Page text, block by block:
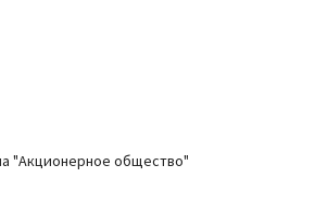
"Акционерное общество"